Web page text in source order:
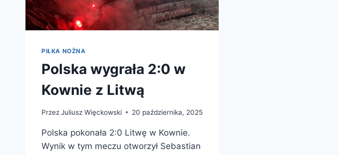
PIŁKA NOŻNA
Polska wygrała 2:0 w
Kownie z Litwą
PrzezJuliusz Więckowski 20 października, 2025
Polska pokonała 2:0 Litwę w Kownie.
Wynik w tym meczu otworzył Sebastian